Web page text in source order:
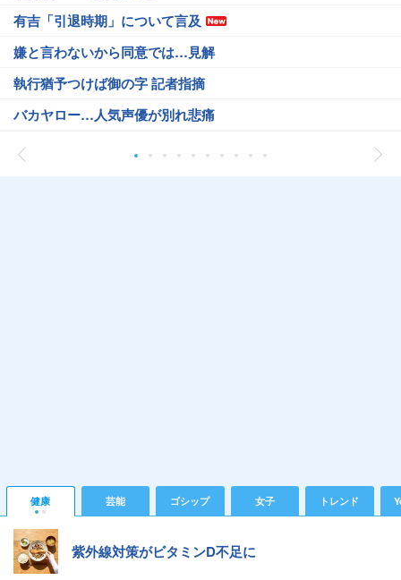
有吉「引退時期」について言及
嫌と言わないから同意では…見解
執行猶予つけば御の字 記者指摘
バカヤロー…人気声優が別れ悲痛
健康 芸能 ゴシップ 女子 トレンド
紫外線対策がビタミンD不足に